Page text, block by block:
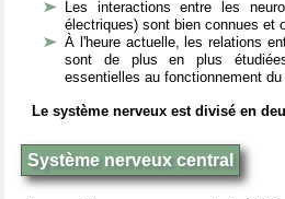
Les interactions entre les
électriques) sont bien connues et
À l'heure actuelle, les relations
sont de plus en plus
essentielles au fonctionnement
Le système nerveux est divisé en
Système nerveux central